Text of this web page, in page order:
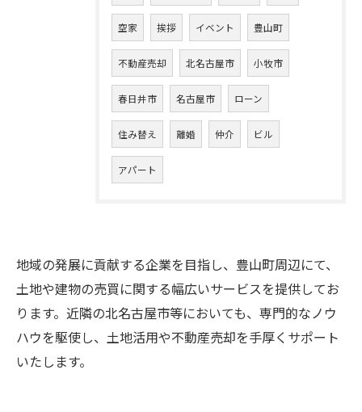
空家 挨拶 イベント 豊山町
不動産売却 北名古屋市 小牧市
春日井市 名古屋市 ローン
住み替え 離婚 仲介 ビル
アパート
地域の発展に貢献する企業を目指し、豊山町周辺にて、
土地や建物の売買に関する幅広いサービスを提供してお
ります。近隣の北名古屋市等においても、専門的なノウ
ハウを駆使し、土地活用や不動産売却を手厚くサポート
いたします。